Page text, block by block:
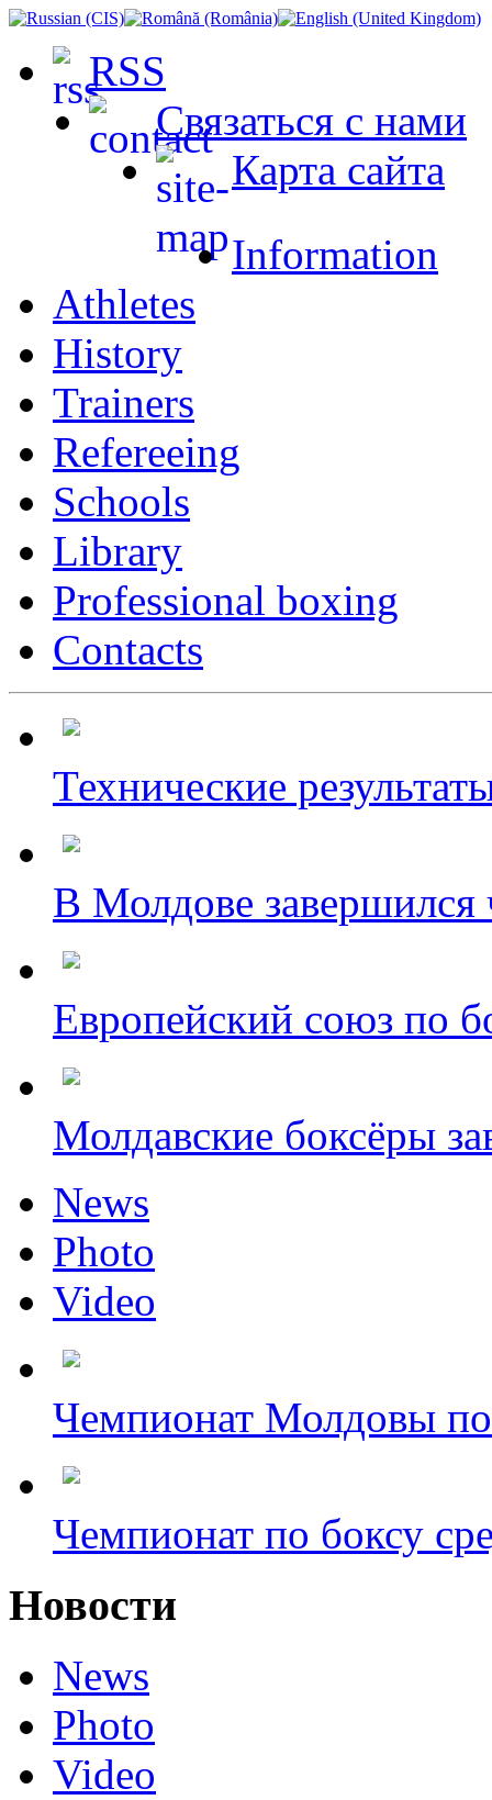
RSS
Связаться с нами
Карта сайта
Information
Athletes
History
Trainers
Refereeing
Schools
Library
Professional boxing
Contacts
Технические
В Молдове завершился
Европейский союз по
Молдавские боксёры
News
Photo
Video
Чемпионат Молдовы по
Чемпионат по боксу
Новости
News
Photo
Video